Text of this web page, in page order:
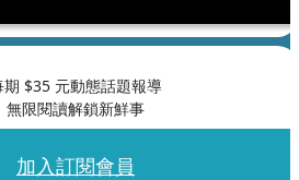
期 $35 元動態話題報導
無限閱讀解鎖新鮮事
加入訂閱會員